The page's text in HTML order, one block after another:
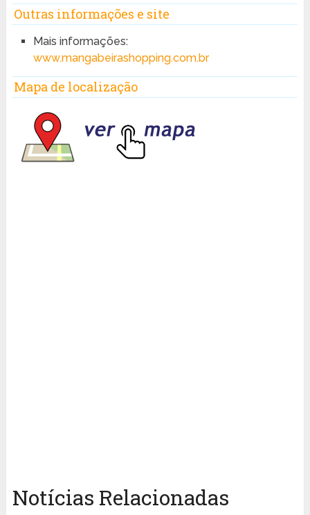
Outras informações e site
Mais informações:
www.mangabeirashopping.com.br
Mapa de localização
Notícias Relacionadas